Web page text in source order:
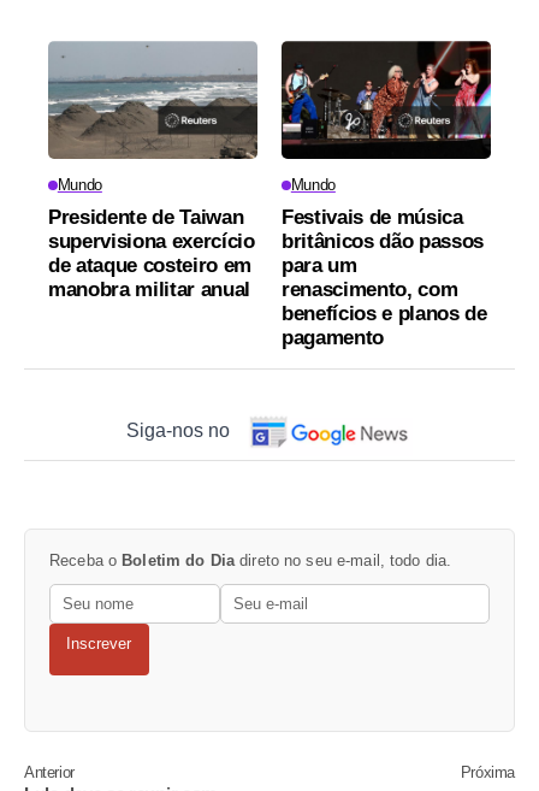
Mundo
Presidente de Taiwan
supervisiona exercício
de ataque costeiro em
manobra militar anual
Mundo
Festivais de música
britânicos dão passos
para um
renascimento, com
benefícios e planos de
pagamento
Siga-nos no
Receba o Boletim do Dia direto no seu e-mail, todo dia.
Inscrever
Anterior Próxima